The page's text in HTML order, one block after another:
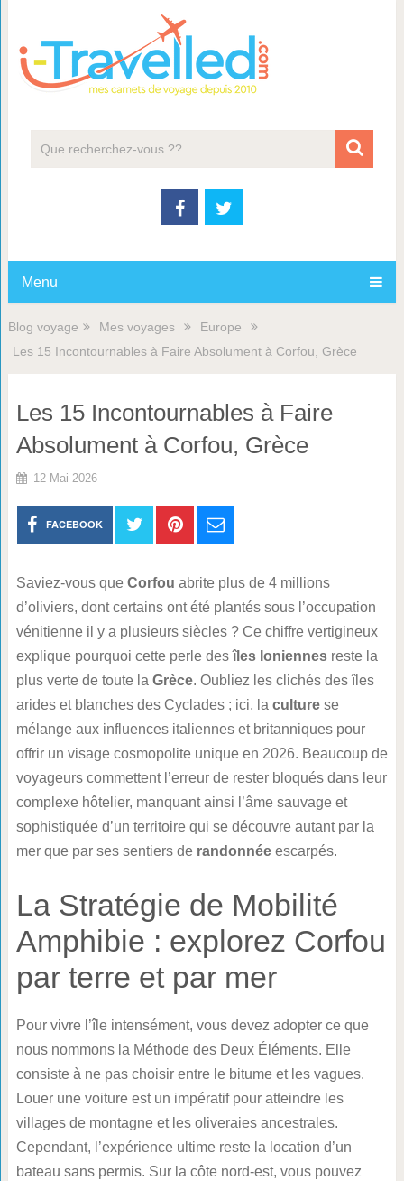
Menu
Blog voyage Mes voyages
Europe
Les 15 Incontournables à Faire Absolument à Corfou, Grèce
Les 15 Incontournables à Faire
Absolument à Corfou, Grèce
12 Mai 2026
FACEBOOK
Saviez-vous que Corfou abrite plus de 4 millions
d’oliviers, dont certains ont été plantés sous l’occupation
vénitienne il y a plusieurs siècles ? Ce chiffre vertigineux
explique pourquoi cette perle desîles Ioniennesreste la
plus verte de toute la Grèce. Oubliez les clichés des îles
arides et blanches des Cyclades ; ici, la culturese
mélange aux influences italiennes et britanniques pour
offrir un visage cosmopolite unique en 2026. Beaucoup de
voyageurs commettent l’erreur de rester bloqués dans leur
complexe hôtelier, manquant ainsi l’âme sauvage et
sophistiquée d’un territoire qui se découvre autant par la
mer que par ses sentiers de randonnéeescarpés.
La Stratégie de Mobilité
Amphibie : explorez Corfou
par terre et par mer
Pour vivre l’île intensément, vous devez adopter ce que
nous nommons la Méthode des Deux Éléments. Elle
consiste à ne pas choisir entre le bitume et les vagues.
Louer une voiture est un impératif pour atteindre les
villages de montagne et les oliveraies ancestrales.
Cependant, l’expérience ultime reste la location d’un
bateau sans permis. Sur la côte nord-est, vous pouvez